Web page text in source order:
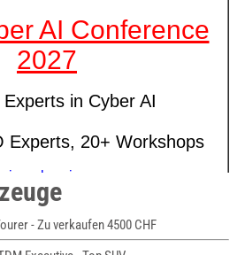
- Zu verkaufen 4500 CHF